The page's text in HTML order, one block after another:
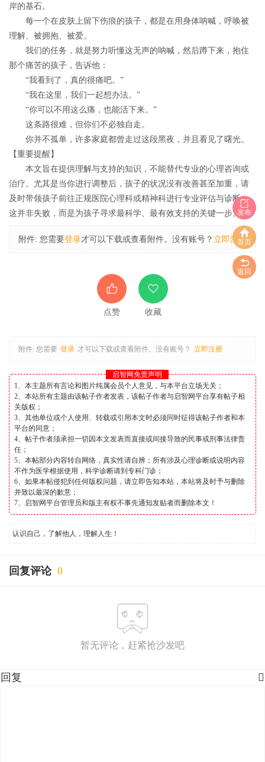
岸的基石。
每一个在皮肤上留下伤痕的孩子，都是在用身体呐喊，呼唤被
理解、被拥抱、被爱。
我们的任务，就是努力听懂这无声的呐喊，然后蹲下来，抱住
那个痛苦的孩子，告诉他：
“我看到了，真的很痛吧。”
“我在这里，我们一起想办法。”
“你可以不用这么痛，也能活下来。”
这条路很难，但你们不必独自走。
你并不孤单，许多家庭都曾走过这段黑夜，并且看见了曙光。
【重要提醒】
本文旨在提供理解与支持的知识，不能替代专业的心理咨询或
治疗。尤其是当你进行调整后，孩子的状况没有改善甚至加重，请
及时带领孩子前往正规医院心理科或精神科进行专业评估与诊断。
这并非失败，而是为孩子寻求最科学、最有效支持的关键一步。
附件: 您需要登录才可以下载或查看附件。没有账号？ 立即注册
点赞 收藏
附件: 您需要 登录 才可以下载或查看附件。没有账号？ 立即注册
启智网免责声明
1、本主题所有言论和图片纯属会员个人意见，与本平台立场无关；
2、本站所有主题由该帖子作者发表，该帖子作者与启智网平台享有帖子相
关版权；
3、其他单位或个人使用、转载或引用本文时必须同时征得该帖子作者和本
平台的同意；
4、帖子作者须承担一切因本文发表而直接或间接导致的民事或刑事法律责
任；
5、本帖部分内容转自网络，真实性请自辨；所有涉及心理诊断或说明内容
不作为医学根据使用，科学诊断请到专科门诊；
6、如果本帖侵犯到任何版权问题，请立即告知本站，本站将及时予与删除
并致以最深的歉意；
7、启智网平台管理员和版主有权不事先通知发贴者而删除本文！
认识自己，了解他人，理解人生！
回复评论 0
暂无评论，赶紧抢沙发吧
发布
首页
返回

回复